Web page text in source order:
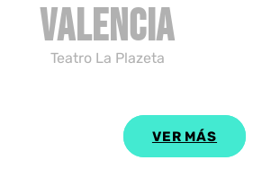
VALENCIA
Teatro La Plazeta
VER MÁS